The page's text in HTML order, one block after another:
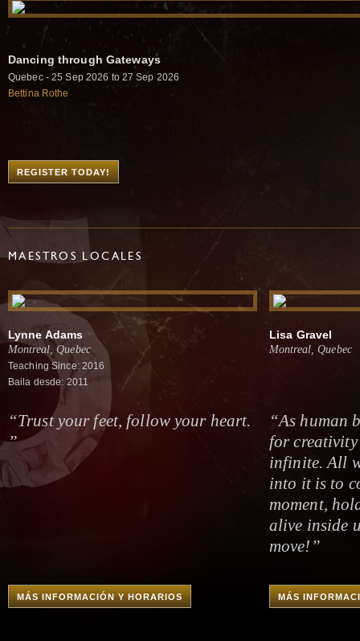
Dancing through Gateways
Quebec - 25 Sep 2026 to 27 Sep 2026
Bettina Rothe
REGISTER TODAY!
MAESTROS LOCALES
Lynne Adams
Montreal, Quebec
Teaching Since: 2016
Baila desde: 2011
“Trust your feet, follow your heart.
”
MÁS INFORMACIÓN Y HORARIOS
Lisa Gravel
Montreal, Quebec
“As human
for
infinite. All
into it is to
moment,
alive inside
move!”
MÁS